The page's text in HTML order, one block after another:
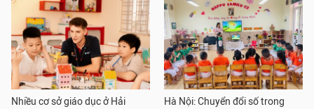
Nhiều cơ sở giáo dục ở Hải
Hà Nội: Chuyển đổi số trong